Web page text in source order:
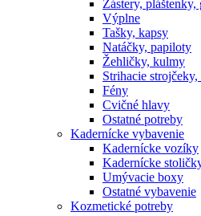
Zástery, pláštenky,
Výplne
Tašky, kapsy
Natáčky, papiloty
Žehličky, kulmy
Strihacie
Fény
Cvičné hlavy
Ostatné potreby
Kadernícke vybavenie
Kadernícke vozíky
Kadernícke
Umývacie boxy
Ostatné vybavenie
Kozmetické potreby